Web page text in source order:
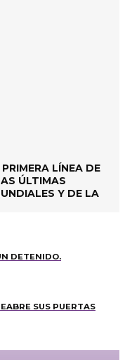
LÍNEA DE
ÚLTIMAS
Y DE LA
DETENIDO.
SUS PUERTAS